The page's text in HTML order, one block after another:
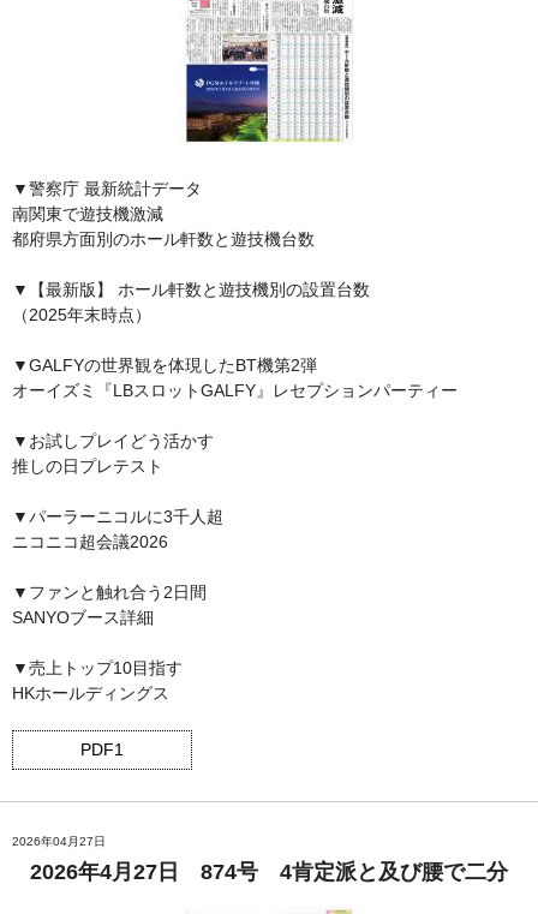
▼警察庁 最新統計データ
南関東で遊技機激減
都府県方面別のホール軒数と遊技機台数
▼【最新版】 ホール軒数と遊技機別の設置台数
（2025年末時点）
▼GALFYの世界観を体現したBT機第2弾
オーイズミ『LBスロットGALFY』レセプションパーティー
▼お試しプレイどう活かす
推しの日プレテスト
▼パーラーニコルに3千人超
ニコニコ超会議2026
▼ファンと触れ合う2日間
SANYOブース詳細
▼売上トップ10目指す
HKホールディングス
PDF1
2026年04月27日
2026年4月27日 874号 4肯定派と及び腰で二分